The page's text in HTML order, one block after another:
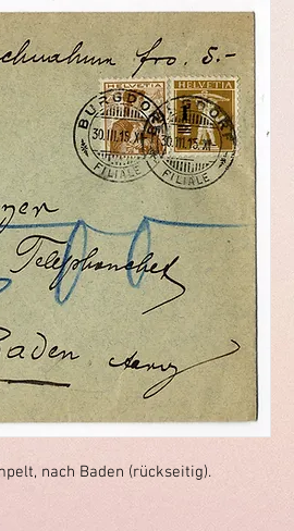
nach Baden (rückseitig).